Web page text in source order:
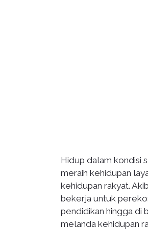
Hidup dalam kondisi
meraih kehidupan
kehidupan rakyat.
bekerja untuk
pendidikan hingga di
melanda kehidupan